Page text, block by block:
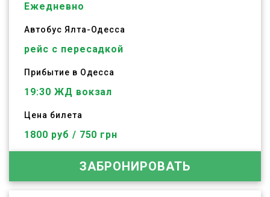
Ежедневно
Автобус Ялта-Одесса
рейс с пересадкой
Прибытие в Одесса
19:30 ЖД вокзал
Цена билета
1800 руб / 750 грн
ЗАБРОНИРОВАТЬ